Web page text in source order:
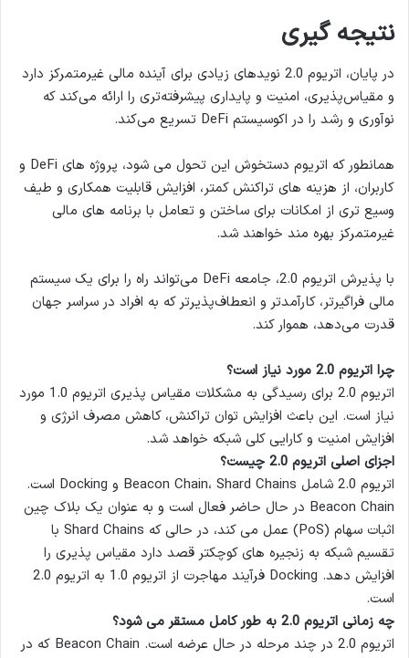
نتیجه گیری
در پایان، اتریوم 2.0 نویدهای زیادی برای آینده مالی غیرمتمرکز دارد
و مقیاس‌پذیری، امنیت و پایداری پیشرفته‌تری را ارائه می‌کند که
نوآوری و رشد را در اکوسیستم DeFi تسریع می‌کند.
همانطور که اتریوم دستخوش این تحول می شود، پروژه های DeFi و
کاربران، از هزینه های تراکنش کمتر، افزایش قابلیت همکاری و طیف
وسیع تری از امکانات برای ساختن و تعامل با برنامه های مالی
غیرمتمرکز بهره مند خواهند شد.
با پذیرش اتریوم 2.0، جامعه DeFi می‌تواند راه را برای یک سیستم
مالی فراگیرتر، کارآمدتر و انعطاف‌پذیرتر که به افراد در سراسر جهان
قدرت می‌دهد، هموار کند.
چرا اتریوم 2.0 مورد نیاز است؟
اتریوم 2.0 برای رسیدگی به مشکلات مقیاس پذیری اتریوم 1.0 مورد
نیاز است. این باعث افزایش توان تراکنش، کاهش مصرف انرژی و
افزایش امنیت و کارایی کلی شبکه خواهد شد.
اجزای اصلی اتریوم 2.0 چیست؟
اتریوم 2.0 شامل Beacon Chain، Shard Chains و Docking است.
Beacon Chain در حال حاضر فعال است و به عنوان یک بلاک چین
اثبات سهام (PoS) عمل می کند، در حالی که Shard Chains با
تقسیم شبکه به زنجیره های کوچکتر قصد دارد مقیاس پذیری را
افزایش دهد. Docking فرآیند مهاجرت از اتریوم 1.0 به اتریوم 2.0
است.
چه زمانی اتریوم 2.0 به طور کامل مستقر می شود؟
اتریوم 2.0 در چند مرحله در حال عرضه است. Beacon Chain که در